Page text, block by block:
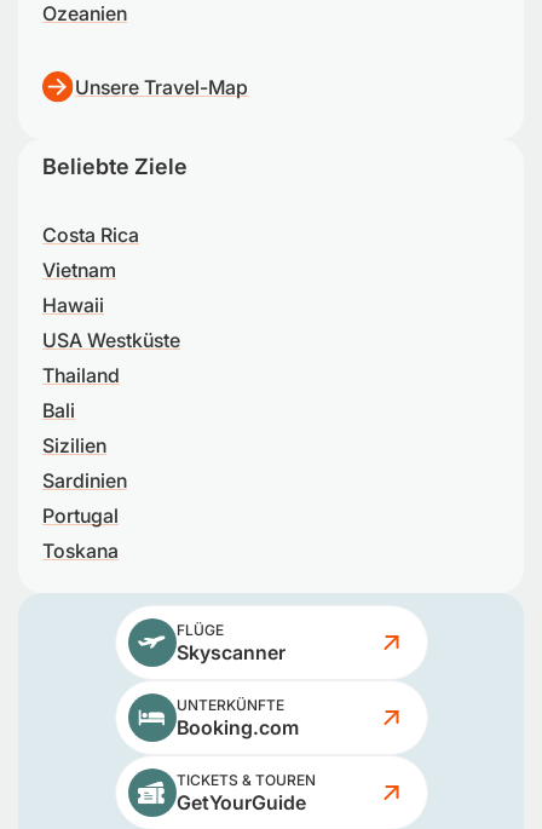
Ozeanien
Unsere Travel-Map
Beliebte Ziele
Costa Rica
Vietnam
Hawaii
USA Westküste
Thailand
Bali
Sizilien
Sardinien
Portugal
Toskana
FLÜGE
Skyscanner
UNTERKÜNFTE
Booking.com
TICKETS & TOUREN
GetYourGuide